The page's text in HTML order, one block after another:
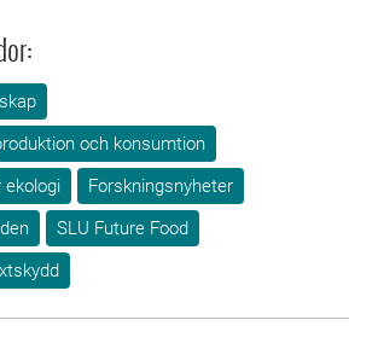
och konsumtion
Forskningsnyheter
SLU Future Food